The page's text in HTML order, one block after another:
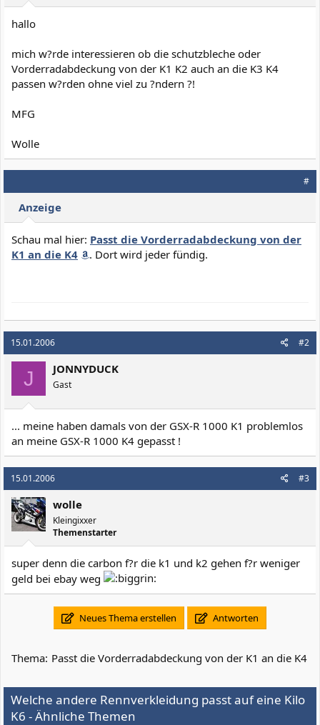
hallo
mich w?rde interessieren ob die schutzbleche oder
Vorderradabdeckung von der K1 K2 auch an die K3 K4
passen w?rden ohne viel zu ?ndern ?!
MFG
Wolle
#
Anzeige
Schau mal hier: Passt die Vorderradabdeckung von der
K1 an die K4
. Dort wird jeder fündig.
15.01.2006 #2
J JONNYDUCK
Gast
... meine haben damals von der GSX-R 1000 K1 problemlos
an meine GSX-R 1000 K4 gepasst !
15.01.2006 #3
wolle
Kleingixxer
Themenstarter
super denn die carbon f?r die k1 und k2 gehen f?r weniger
geld bei ebay weg
Neues Thema erstellen Antworten
Thema: Passt die Vorderradabdeckung von der K1 an die K4
Welche andere Rennverkleidung passt auf eine Kilo
K6 - Ähnliche Themen